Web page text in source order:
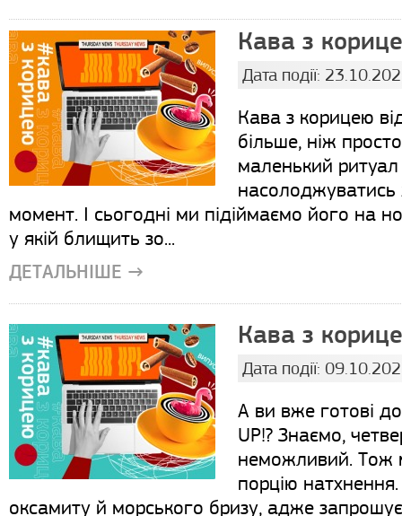
Кава з
Дата події:
Кава з корицею
більше, ніж
маленький ритуал
насолоджуватись
момент. І сьогодні ми підіймаємо його на
у якій блищить зо...
ДЕТАЛЬНІШЕ →
Кава з
Дата події:
А ви вже готові
UP!? Знаємо,
неможливий. Тож
порцію
оксамиту й морського бризу, адже